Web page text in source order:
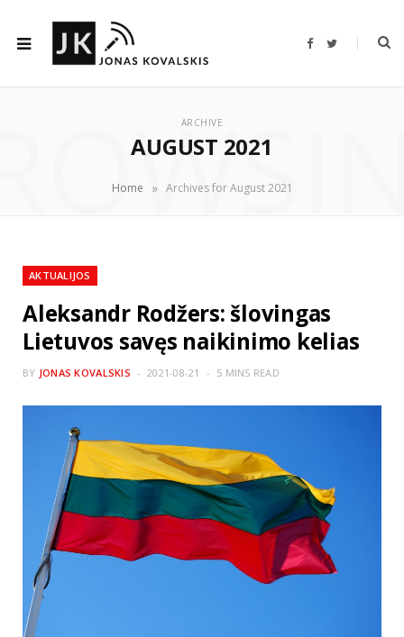
F
b
T
t
ARCHIVE
AUGUST 2021
Home » Archives for August 2021
AKTUALIJOS
Aleksandr Rodžers: šlovingas
Lietuvos savęs naikinimo kelias
BY JONAS KOVALSKIS 2021-08-21 5 MINS READ